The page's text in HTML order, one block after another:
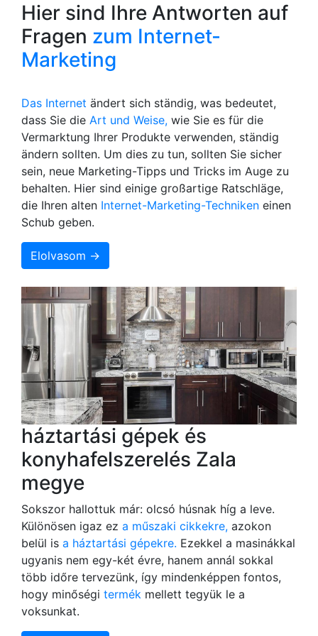
Hier sind Ihre Antworten auf
Fragen zum Internet-
Marketing
Das Internet ändert sich ständig, was bedeutet,
dass Sie die Art und Weise, wie Sie es für die
Vermarktung Ihrer Produkte verwenden, ständig
ändern sollten. Um dies zu tun, sollten Sie sicher
sein, neue Marketing-Tipps und Tricks im Auge zu
behalten. Hier sind einige großartige Ratschläge,
die Ihren alten Internet-Marketing-Techniken einen
Schub geben.
Elolvasom →
háztartási gépek és
konyhafelszerelés Zala
megye
Sokszor hallottuk már: olcsó húsnak híg a leve.
Különösen igaz ez a műszaki cikkekre, azokon
belül is a háztartási gépekre. Ezekkel a masinákkal
ugyanis nem egy-két évre, hanem annál sokkal
több időre tervezünk, így mindenképpen fontos,
hogy minőségi termék mellett tegyük le a
voksunkat.